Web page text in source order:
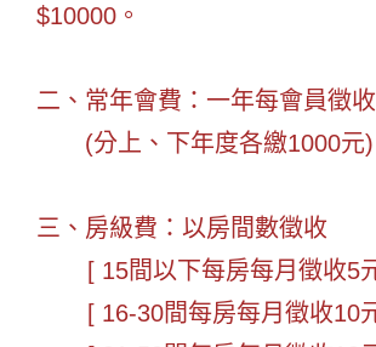
$10000。
二、常年會費：一年每會員徵收
(分上、下年度各繳1000元)
三、房級費：以房間數徵收
[ 15間以下每房每月徵收5
[ 16-30間每房每月徵收10